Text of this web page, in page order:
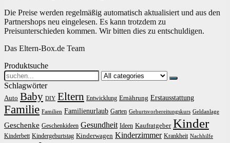
Die Preise werden regelmäßig automatisch aktualisiert und aus den
Partnershops neu eingelesen. Es kann trotzdem zu
Preisunterschieden kommen. Wir bitten dies zu entschuldigen.
Das Eltern-Box.de Team
Produktsuche
Search
for:
Schlagwörter
Auto Baby DIY Eltern Entwicklung Ernährung Erstausstattung
Familie Familien Familienurlaub Garten Geburtsvorbereitungskurs Geldanlage
Geschenke Geschenkideen Gesundheit Ideen Kaufratgeber Kinder
Kinderbett Kindergeburtstag Kinderwagen Kinderzimmer Krankheit Nachhilfe